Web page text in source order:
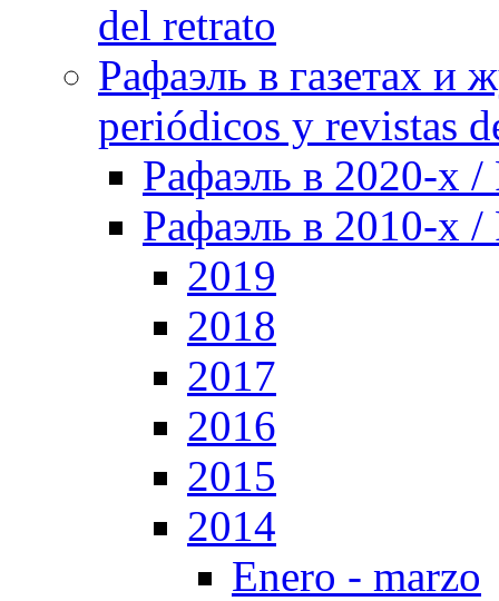
del retrato
Рафаэль в газетах и
periódicos y revistas
Рафаэль в 2020-х /
Рафаэль в 2010-х /
2019
2018
2017
2016
2015
2014
Enero - marzo